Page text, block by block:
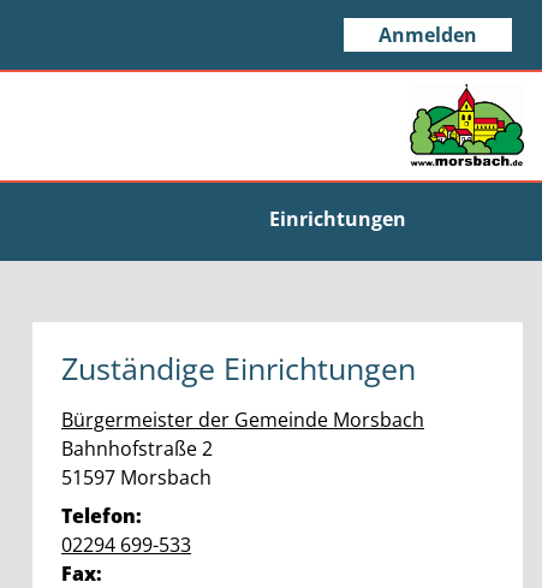
Anmelden
Einrichtungen
Zuständige Einrichtungen
Bürgermeister der Gemeinde Morsbach
Straße:
Bahnhofstraße Hausnummer:
2
PLZ:
51597 Ort:
Morsbach
Telefon:
02294 699-533
Fax: